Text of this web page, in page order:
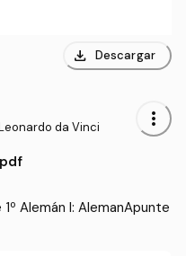
download Descargar
da Vinci more_vert
Alemán I: AlemanApunte